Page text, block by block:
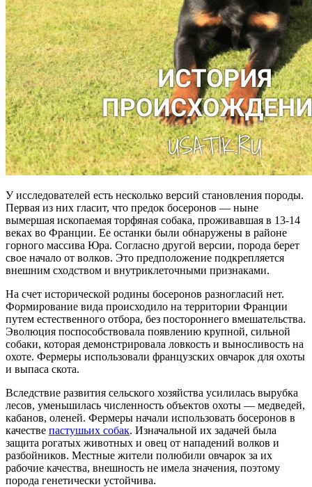
У исследователей есть несколько версий становления породы.
Первая из них гласит, что предок босеронов — ныне
вымершая ископаемая торфяная собака, проживавшая в 13-14
веках во Франции. Ее останки были обнаружены в районе
горного массива Юра. Согласно другой версии, порода берет
свое начало от волков. Это предположение подкрепляется
внешним сходством и внутриклеточными признаками.
На счет исторической родины босеронов разногласий нет.
Формирование вида происходило на территории Франции
путем естественного отбора, без постороннего вмешательства.
Эволюция поспособствовала появлению крупной, сильной
собаки, которая демонстрировала ловкость и выносливость на
охоте. Фермеры использовали французских овчарок для охоты
и выпаса скота.
Вследствие развития сельского хозяйства усилилась вырубка
лесов, уменьшилась численность объектов охоты — медведей,
кабанов, оленей. Фермеры начали использовать босеронов в
качестве пастушьих собак. Изначальной их задачей была
защита рогатых животных и овец от нападений волков и
разбойников. Местные жители полюбили овчарок за их
рабочие качества, внешность не имела значения, поэтому
порода генетически устойчива.